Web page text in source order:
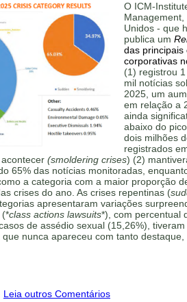
O ICM-
Unidos - que
publica um
das principais
corporativas
(1) registrou
mil notícias
2025, um
em relação a
ainda
abaixo do
dois milhões
registrados
(smoldering crises) (2)
65% das notícias monitoradas,
a categoria com a maior proporção
crises do ano. As crises repentinas (
apresentaram variações
(*class actions lawsuits*), com percentual
de assédio sexual (15,26%),
nunca apareceu com tanto
Leia outros Comentários